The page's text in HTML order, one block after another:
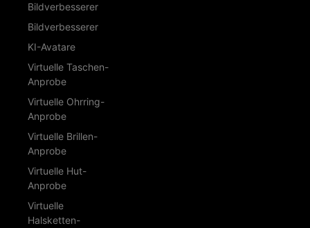
Bildverbesserer
Bildverbesserer
KI-Avatare
Virtuelle Taschen-
Anprobe
Virtuelle Ohrring-
Anprobe
Virtuelle Brillen-
Anprobe
Virtuelle Hut-
Anprobe
Virtuelle
Halsketten-